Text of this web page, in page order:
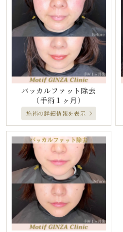
バッカルファット除去
（手術１ヶ月）
施術の詳細情報を表示